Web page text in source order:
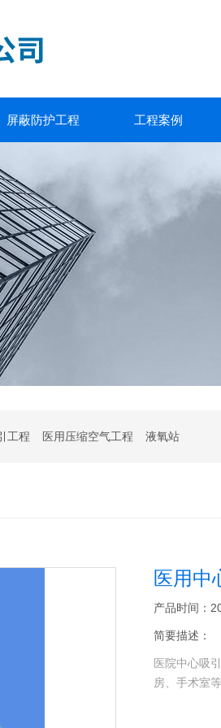
屏蔽防护工程 工程案例
工程 医用压缩空气工程 液氧站
医用中
产品时间：
简要描述：
医院中心吸
房、手术室